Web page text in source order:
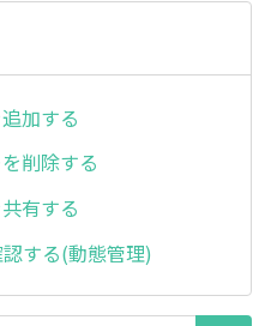
加する
削除する
有する
する(動態管理)